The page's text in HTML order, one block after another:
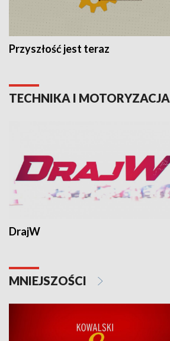
Przyszłość jest teraz
TECHNIKA I MOTORYZACJA
DrajW
MNIEJSZOŚCI